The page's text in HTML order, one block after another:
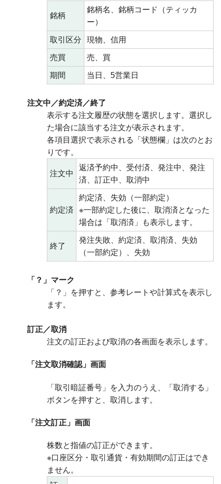
銘柄
銘柄名、銘柄コード（ティッカ
ー）
取引区分 現物、信用
売買 売、買
期間 当日、5営業日
注文中／約定済／終了
表示する注文履歴の状態を選択します。選択し
た場合に該当する注文が表示されます。
各項目選択で表示される「状態欄」は次のとお
りです。
注文中
返済予約中、受付済、発注中、発注
済、訂正中、取消中
約定済
約定済、失効（一部約定）
※一部約定した後に、取消済となった
場合は「取消済」も表示します。
終了
発注失敗、約定済、取消済、失効
（一部約定）、失効
「？」マーク
「？」を押すと、参考レートや計算式を表示し
ます。
訂正／取消
注文の訂正および取消の各画面を表示します。
「注文取消確認」画面
「取引暗証番号」を入力のうえ、「取消する」
ボタンを押すと、取消します。
「注文訂正」画面
株数と指値の訂正ができます。
※口座区分・取引通貨・有効期間の訂正はでき
ません。